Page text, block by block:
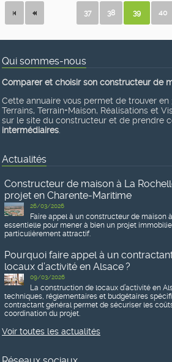
37 38 39 40
Qui sommes-nous
Comparer et choisir son constructeur de
Cette annuaire vous permet de trouver en
Terrains, Terrain+Maison, Réalisations et
sur le site du constructeur et de prendre
intermédiaires
Actualités
Constructeur de maison à La
projet en Charente-Maritime
26/03/2026
Faire appel à un constructeur de maison
essentielle pour mener à bien un projet
particulièrement attractif.
Pourquoi faire appel à un
locaux d’activité en Alsace ?
09/03/2026
La construction de locaux d’activité en
techniques, réglementaires et budgétaires
contractant général permet de sécuriser les
coordination du projet.
Voir toutes les actualités